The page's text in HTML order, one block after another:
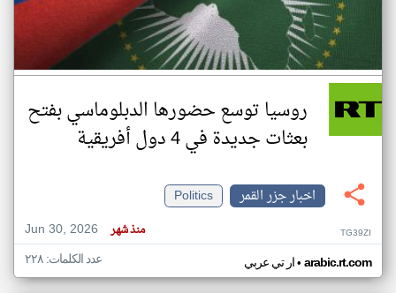
روسيا توسع حضورها الدبلوماسي بفتح
بعثات جديدة في 4 دول أفريقية
اخبار جزر القمر
Politics
Jun 30, 2026
منذ شهر TG39ZI
ار تي عربي• arabic.rt.com عدد الكلمات: ٢٢٨